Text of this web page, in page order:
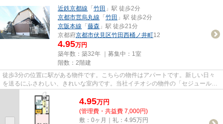
近鉄京都線 「 竹田 」駅 徒歩2分
京都市営烏丸線 「 竹田 」駅 徒歩2分
京阪本線 「 藤森 」駅 徒歩21分
京都府京都市伏見区竹田西桶ノ井町12
4.95万円
築年数：築32年 ｜募集中： 1室
階数：2階建
徒歩3分の位置に駅がある物件です。こちらの物件はアパートです。新しい日々
を送るにふさわしい、きれいな室内です。当社イチオシの物件の「セジュール竹
田」。ぜひ一度ご覧ください。...
4.95万円
(管理費・共益費 7,000円)
敷：0ヶ月｜礼：4.95万円